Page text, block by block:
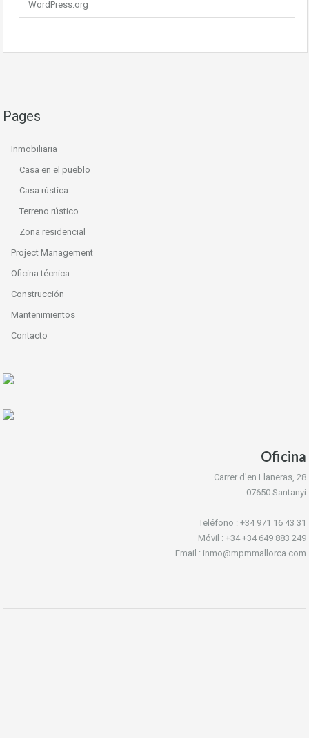
WordPress.org
Pages
Inmobiliaria
Casa en el pueblo
Casa rústica
Terreno rústico
Zona residencial
Project Management
Oficina técnica
Construcción
Mantenimientos
Contacto
Oficina
Carrer d'en Llaneras, 28
07650 Santanyí
Teléfono : +34 971 16 43 31
Móvil : +34 +34 649 883 249
Email : inmo@mpmmallorca.com